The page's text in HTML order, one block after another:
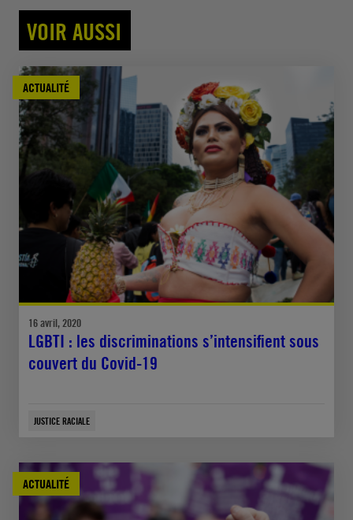
VOIR AUSSI
ACTUALITÉ
16 avril, 2020
LGBTI : les discriminations s’intensifient sous
couvert du Covid-19
JUSTICE RACIALE
ACTUALITÉ